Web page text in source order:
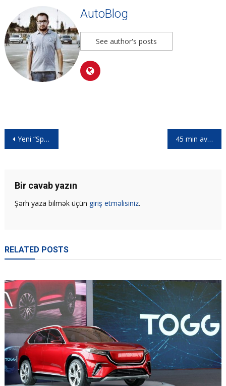
AutoBlog
See author's posts
Yeni “Sportage” belə ola bilər… 45 min avroluq tanımadığımız avtomobil | DS 9
Bir cavab yazın
Şərh yaza bilmək üçün giriş etməlisiniz.
RELATED POSTS